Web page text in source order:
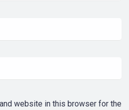
website in this browser for the